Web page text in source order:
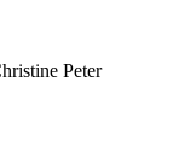
Peter